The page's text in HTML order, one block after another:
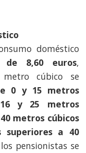
doméstico
8,60 euros,
cúbico se
0 y 15 metros
y 25 metros
metros cúbicos
superiores a 40
pensionistas se